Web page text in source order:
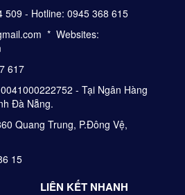
509 - Hotline: 0945 368 615
* Websites:
617
- Tại Ngân Hàng
Đà Nẵng.
Quang Trung, P.Đông Vệ,
15
LIÊN KẾT NHANH